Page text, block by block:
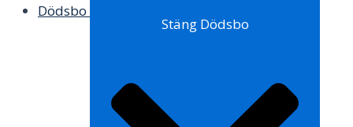
Dödsbo
Stäng Dödsbo